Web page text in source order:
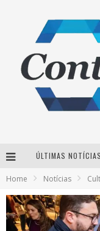
ÚLTIMAS NOTÍCIAS
Home Notícias